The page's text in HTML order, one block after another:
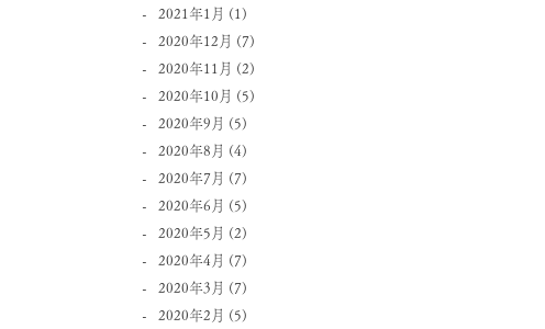
2021年1月 (1)
2020年12月 (7)
2020年11月 (2)
2020年10月 (5)
2020年9月 (5)
2020年8月 (4)
2020年7月 (7)
2020年6月 (5)
2020年5月 (2)
2020年4月 (7)
2020年3月 (7)
2020年2月 (5)